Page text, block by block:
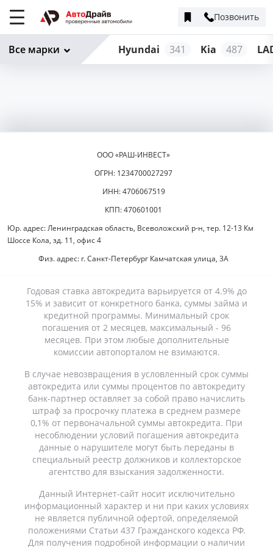
Позвонить
Hyundai 341 Kia 487
Все марки
ООО «РАШ-ИНВЕСТ»
ОГРН: 1234700027297
ИНН: 4706067519
КПП: 470601001
Юр. адрес: Ленинградская область, Всеволожский р-н, тер. 12-13 Км
Шоссе Кола, зд. 11, офис 4
Физ. адрес: г. Санкт-Петербург Камчатская улица, 3А
Годовая ставка автокредита варьируется от 4.9% до
15% и зависит от конкретного банка, суммы займа и
кредитной программы. Минимальный срок
погашения от 2 месяцев, максимальный - 96
месяцев. При этом любые дополнительные
комиссии автопорталом не взимаются.
В случае невозвращения в условленный срок суммы
автокредита или суммы процентов по автокредиту
банк-партнер оставляет за собой право начислить
штраф за просрочку платежа в среднем размере
0,1% от первоначальной суммы автокредита. При
несоблюдении условий погашения автокредита
данные о нарушителе могут быть переданы в
специальный реестр должников и коллекторское
агентство для взыскания задолженности.
Данный Интернет-сайт носит исключительно
информационный характер и ни при каких условиях
не является публичной офертой, определяемой
положениями Статьи 437 Гражданского кодекса РФ.
Для получения подробной информации о наличии